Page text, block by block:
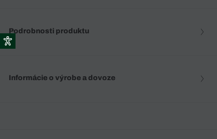
Podrobnosti produktu
Informácie o výrobe a dovoze